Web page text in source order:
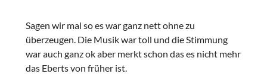
Sagen wir mal so es war ganz nett ohne zu
überzeugen. Die Musik war toll und die Stimmung
war auch ganz ok aber merkt schon das es nicht mehr
das Eberts von früher ist.